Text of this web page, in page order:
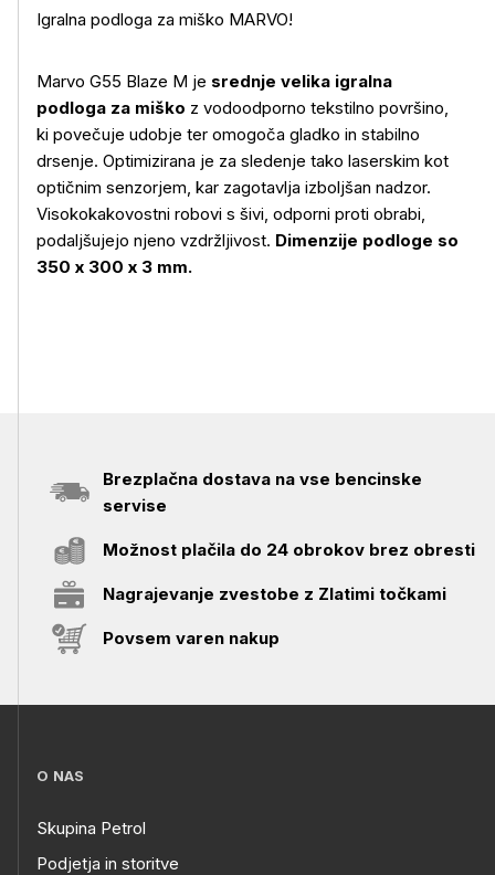
Več o izdelku
Igralna podloga za miško MARVO!
Marvo G55 Blaze M je srednje velika igralna
podloga za miško z vodoodporno tekstilno površino,
ki povečuje udobje ter omogoča gladko in stabilno
drsenje. Optimizirana je za sledenje tako laserskim kot
optičnim senzorjem, kar zagotavlja izboljšan nadzor.
Visokokakovostni robovi s šivi, odporni proti obrabi,
podaljšujejo njeno vzdržljivost. Dimenzije podloge so
350 x 300 x 3 mm.
Brezplačna dostava na vse bencinske
servise
Možnost plačila do 24 obrokov brez obresti
Nagrajevanje zvestobe z Zlatimi točkami
Povsem varen nakup
O NAS
Skupina Petrol
Podjetja in storitve